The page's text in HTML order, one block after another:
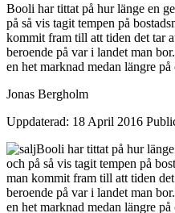
Booli har tittat på hur länge en
på så vis tagit tempen på
kommit fram till att tiden det tar
beroende på var i landet man
en het marknad medan längre
Jonas Bergholm
Uppdaterad: 18 April 2016
Booli har tittat på hur
och på så vis tagit tempen på
man kommit fram till att tiden
beroende på var i landet man
en het marknad medan längre